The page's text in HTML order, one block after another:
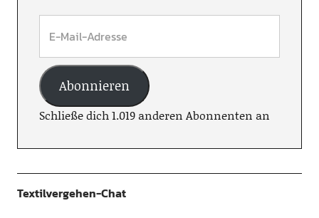
Abonnieren
Schließe dich 1.019 anderen Abonnenten an
Textilvergehen-Chat